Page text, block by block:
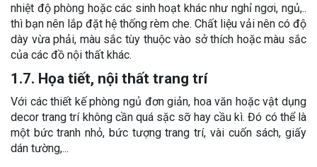
nhiệt độ phòng hoặc các sinh hoạt khác như nghỉ ngơi, ngủ,..
thì bạn nên lắp đặt hệ thống rèm che. Chất liệu vải nên có độ
dày vừa phải, màu sắc tùy thuộc vào sở thích hoặc màu sắc
của các đồ nội thất khác.
1.7. Họa tiết, nội thất trang trí
Với các thiết kế phòng ngủ đơn giản, hoa văn hoặc vật dụng
decor trang trí không cần quá sặc sỡ hay cầu kì. Đó có thể là
một bức tranh nhỏ, bức tượng trang trí, vài cuốn sách, giấy
dán tường,...